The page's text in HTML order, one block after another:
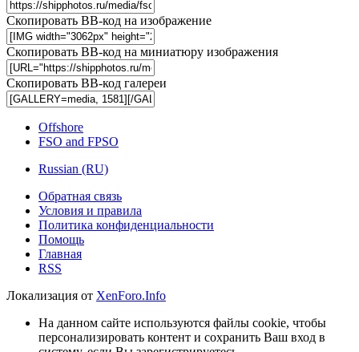
Скопировать BB-код на изображение
Скопировать BB-код на миниатюру изображения
Скопировать BB-код галереи
Offshore
FSO and FPSO
Russian (RU)
Обратная связь
Условия и правила
Политика конфиденциальности
Помощь
Главная
RSS
Локализация от XenForo.Info
На данном сайте используются файлы cookie, чтобы
персонализировать контент и сохранить Ваш вход в